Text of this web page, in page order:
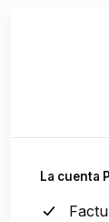
La cuenta